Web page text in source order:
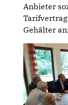
Anbieter
Gehälter